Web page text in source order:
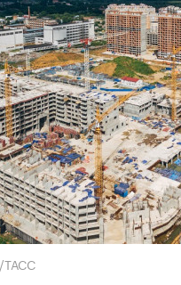
ТАСС